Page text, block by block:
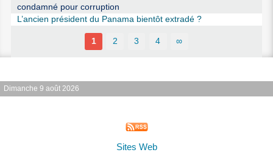
condamné pour corruption
L’ancien président du Panama bientôt extradé ?
1 2 3 4 ∞
Dimanche 9 août 2026
Sites Web